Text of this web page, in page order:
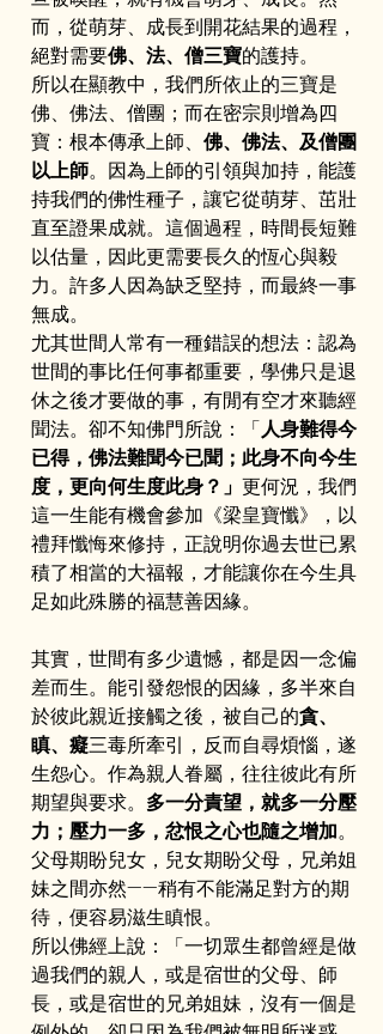
而，從萌芽、成長到開花結果的過程，
絕對需要佛、法、僧三寶的護持。
所以在顯教中，我們所依止的三寶是
佛、佛法、僧團；而在密宗則增為四
寶：根本傳承上師、 佛、佛法、及僧團
以上師。因為上師的引領與加持，能護
持我們的佛性種子，讓它從萌芽、茁壯
直至證果成就。這個過程，時間長短難
以估量，因此更需要長久的恆心與毅
力。許多人因為缺乏堅持，而最終一事
無成。
尤其世間人常有一種錯誤的想法：認為
世間的事比任何事都重要，學佛只是退
休之後才要做的事，有閒有空才來聽經
聞法。卻不知佛門所說：「人身難得今
已得，佛法難聞今已聞；此身不向今生
度，更向何生度此身？」 更何況，我們
這一生能有機會參加《梁皇寶懺》，以
禮拜懺悔來修持，正說明你過去世已累
積了相當的大福報，才能讓你在今生具
足如此殊勝的福慧善因緣。
其實，世間有多少遺憾，都是因一念偏
差而生。能引發怨恨的因緣，多半來自
於彼此親近接觸之後，被自己的貪、
瞋、癡三毒所牽引，反而自尋煩惱，遂
生怨心。作為親人眷屬，往往彼此有所
期望與要求。 多一分責望，就多一分壓
力；壓力一多，忿恨之心也隨之增加。
父母期盼兒女，兒女期盼父母，兄弟姐
妹之間亦然——稍有不能滿足對方的期
待，便容易滋生瞋恨。
所以佛經上說：「一切眾生都曾經是做
過我們的親人，或是宿世的父母、師
長，或是宿世的兄弟姐妹，沒有一個是